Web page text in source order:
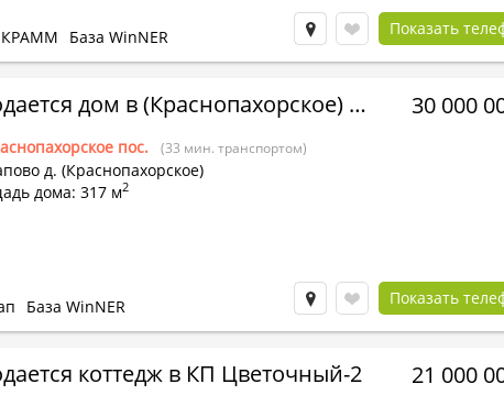
База WinNER Показать
Продается дом в (Краснопахорское) Шарапово д.
пос. (33 мин. транспортом)
д. (Краснопахорское)
дома: 317 м2
30 000
База WinNER Показать
коттедж в КП Цветочный-2 21 000